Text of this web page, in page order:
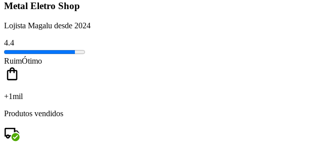
Metal Eletro Shop
Lojista Magalu desde 2024
4.4
RuimÓtimo
+1mil
Produtos vendidos